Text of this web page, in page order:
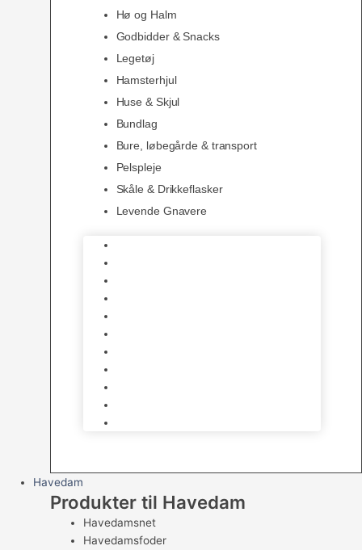
Hø og Halm
Godbidder & Snacks
Legetøj
Hamsterhjul
Huse & Skjul
Bundlag
Bure, løbegårde & transport
Pelspleje
Skåle & Drikkeflasker
Levende Gnavere
Havedam
Produkter til Havedam
Havedamsnet
Havedamsfoder